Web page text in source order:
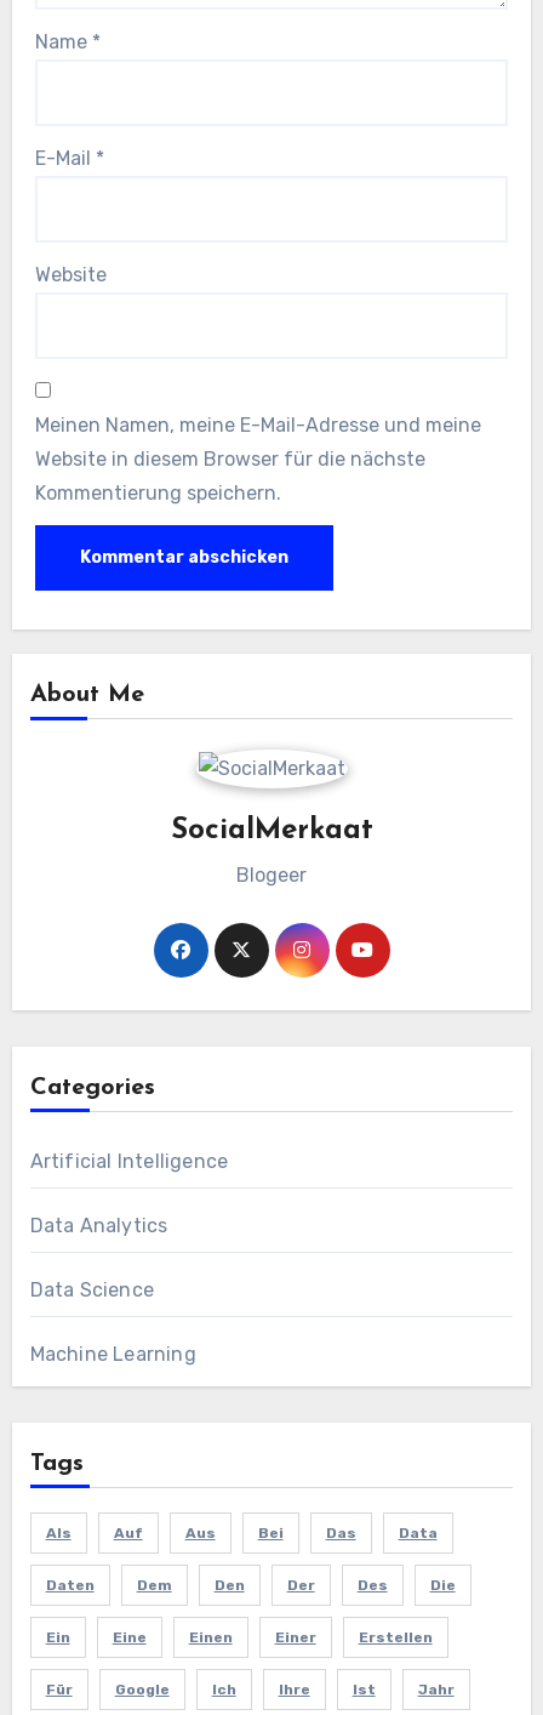
Name *
E-Mail *
Website
Meinen Namen, meine E-Mail-Adresse und meine
Website in diesem Browser für die nächste
Kommentierung speichern.
About Me
SocialMerkaat
Blogeer
Categories
Artificial Intelligence
Data Analytics
Data Science
Machine Learning
Tags
Als Auf Aus Bei Das Data
Daten Dem Den Der Des Die
Ein Eine Einen Einer Erstellen
Für Google Ich Ihre Ist Jahr